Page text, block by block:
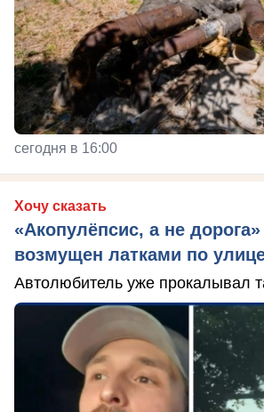
сегодня в 16:00
Хочу сказать
«Акопулёпсис, а не
возмущен латками по
Автолюбитель уже прокалывал